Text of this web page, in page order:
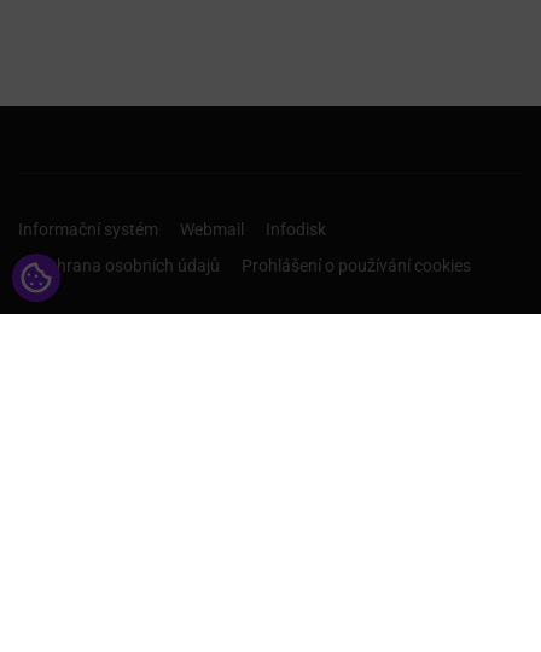
Informační systém Webmail
Infodisk
Ochrana osobních údajů
Prohlášení o používání cookies